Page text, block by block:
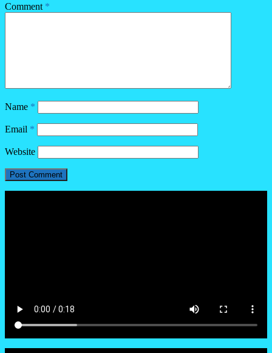
Comment *
Name *
Email *
Website